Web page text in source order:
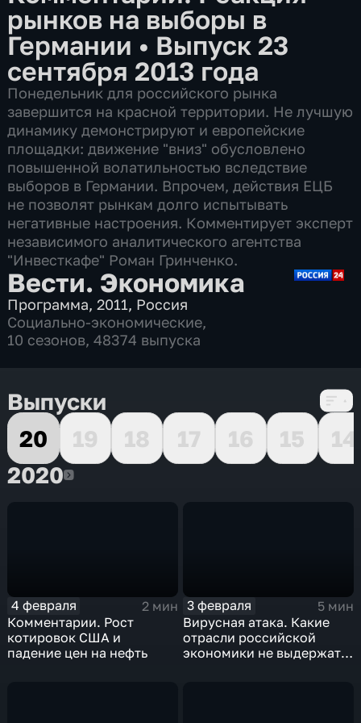
рынков на выборы в
Германии • Выпуск 23
сентября 2013 года
Понедельник для российского рынка
завершится на красной территории. Не лучшую
динамику демонстрируют и европейские
площадки: движение "вниз" обусловлено
повышенной волатильностью вследствие
выборов в Германии. Впрочем, действия ЕЦБ
не позволят рынкам долго испытывать
негативные настроения. Комментирует эксперт
независимого аналитического агентства
"Инвесткафе" Роман Гринченко.
Вести. Экономика
Программа,2011, Россия
Социально-экономические,
10 сезонов, 48374 выпуска
Выпуски
20
19 18 17 16 15
14
20202020
4 февраля
2 мин
Комментарии. Рост
котировок США и
падение цен на нефть
3 февраля
5 мин
Вирусная атака. Какие
отрасли российской
экономики не выдержат